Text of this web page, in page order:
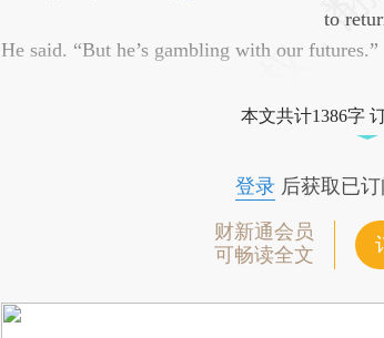
成，
新观
to
He said. “But he’s gambling with our futures.”
本文共计1386字
登录后获取已订
财新通会员
可畅读全文